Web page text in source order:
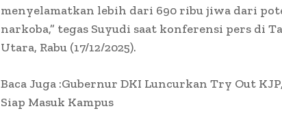
menyelamatkan lebih dari 690 ribu jiwa dari
narkoba,” tegas Suyudi saat konferensi pers di
Utara, Rabu (17/12/2025).
Baca Juga :Gubernur DKI Luncurkan Try Out
Siap Masuk Kampus